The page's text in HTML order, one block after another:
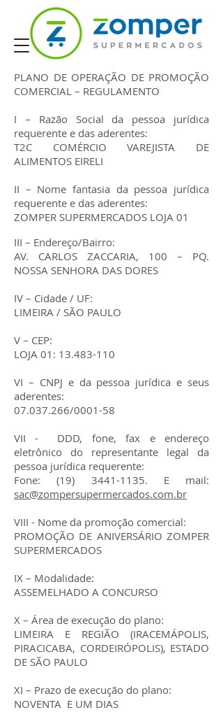
PLANO DE OPERAÇÃO DE PROMOÇÃO
COMERCIAL – REGULAMENTO
I – Razão Social da pessoa jurídica
requerente e das aderentes:
T2C COMÉRCIO VAREJISTA DE
ALIMENTOS EIRELI
II – Nome fantasia da pessoa jurídica
requerente e das aderentes:
ZOMPER SUPERMERCADOS LOJA 01
III – Endereço/Bairro:
AV. CARLOS ZACCARIA, 100 – PQ.
NOSSA SENHORA DAS DORES
IV – Cidade / UF:
LIMEIRA / SÃO PAULO
V – CEP:
LOJA 01: 13.483-110
VI – CNPJ e da pessoa jurídica e seus
aderentes:
07.037.266/0001-58
VII - DDD, fone, fax e endereço
eletrônico do representante legal da
pessoa jurídica requerente:
Fone:(19) 3441-1135. E mail:
sac@zompersupermercados.com.br
VIII - Nome da promoção comercial:
PROMOÇÃO DE ANIVERSÁRIO ZOMPER
SUPERMERCADOS
IX – Modalidade:
ASSEMELHADO A CONCURSO
X – Área de execução do plano:
LIMEIRA E REGIÃO (IRACEMÁPOLIS,
PIRACICABA, CORDEIRÓPOLIS), ESTADO
DE SÃO PAULO
XI – Prazo de execução do plano:
NOVENTA E UM DIAS